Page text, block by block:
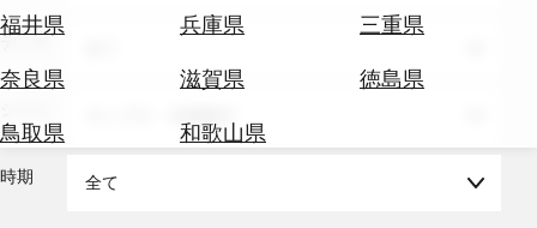
福井県
兵庫県
三重県
奈良県
滋賀県
徳島県
鳥取県
和歌山県
券
テ
を
テーマ
時期 全て